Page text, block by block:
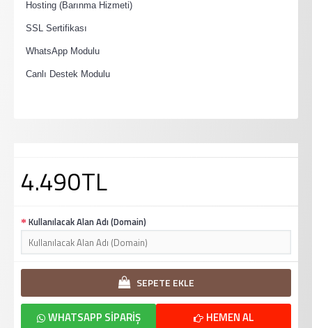
Hosting (Barınma Hizmeti)
SSL Sertifikası
WhatsApp Modulu
Canlı Destek Modulu
4.490TL
Kullanılacak Alan Adı (Domain)
SEPETE EKLE
HEMEN AL
WHATSAPP SIPARIŞ